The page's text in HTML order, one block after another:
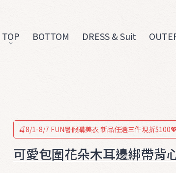
TOP BOTTOM DRESS & Suit
可愛包圍花朵木耳邊綁帶背
🍒8/1-8/7 FUN暑假購美衣 新品任選三件現折